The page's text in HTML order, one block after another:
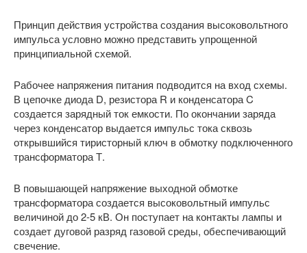
Принцип действия устройства создания высоковольтного
импульса условно можно представить упрощенной
принципиальной схемой.
Рабочее напряжения питания подводится на вход схемы.
В цепочке диода D, резистора R и конденсатора C
создается зарядный ток емкости. По окончании заряда
через конденсатор выдается импульс тока сквозь
открывшийся тиристорный ключ в обмотку подключенного
трансформатора Т.
В повышающей напряжение выходной обмотке
трансформатора создается высоковольтный импульс
величиной до 2-5 кВ. Он поступает на контакты лампы и
создает дуговой разряд газовой среды, обеспечивающий
свечение.